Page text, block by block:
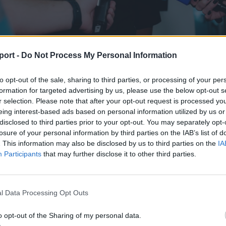
- Do Not Process My Personal Information
opt-out of the sale, sharing to third parties, or processing of your
for targeted advertising by us, please use the below opt-out
selection. Please note that after your opt-out request is processed
interest-based ads based on personal information utilized by us
to third parties prior to your opt-out. You may separately
of your personal information by third parties on the IAB’s list of
This information may also be disclosed by us to third parties on the
Participants that may further disclose it to other third parties.
Data Processing Opt Outs
opt-out of the Sharing of my personal data.
OSK-nál folytatja
poszton is bevethető, leginkább támadó
Mivel szerződése a nyáron egyébként is lejárt volna,
ingyen került a piros-fehérekhez. A háromszékiekkel
opcióként szerepel egy további kétéves
mielőbb szeretne visszajutni a Szuperligába. Ez tűnt a